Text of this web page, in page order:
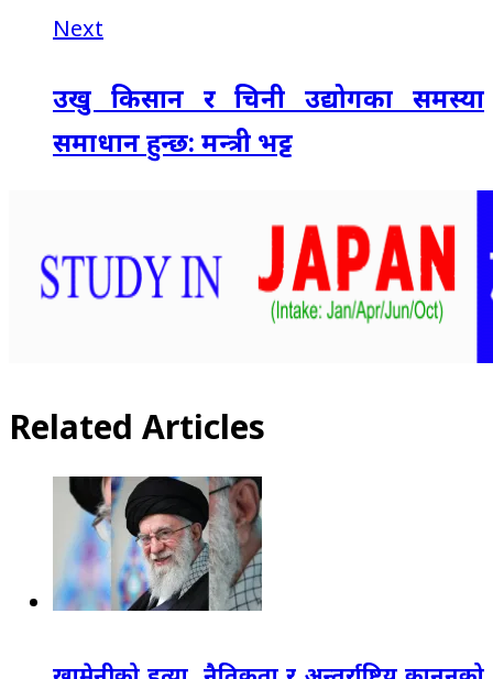
Next
उखु किसान र चिनी उद्योगका समस्या
समाधान हुन्छ: मन्त्री भट्ट
Related Articles